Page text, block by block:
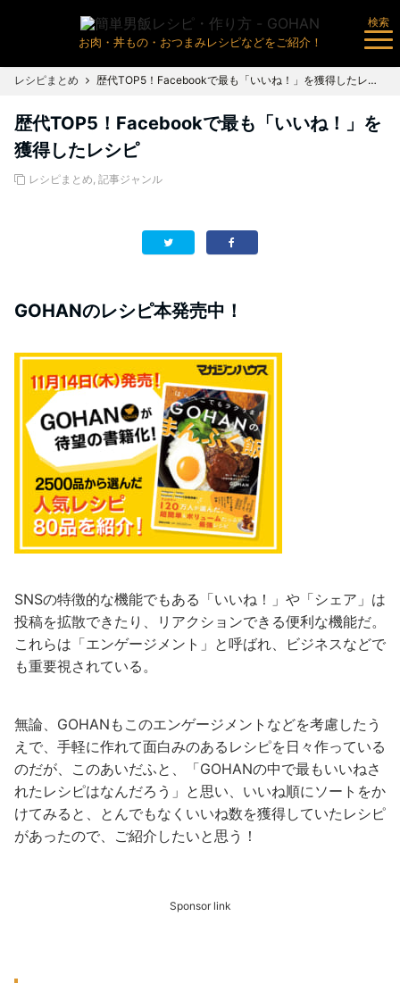
お肉・丼もの・おつまみレシピなどをご紹介！
検索
レシピまとめ 歴代TOP5！Facebookで最も「いいね！」を獲得したレシピ
歴代TOP5！Facebookで最も「いいね！」を
獲得したレシピ
レシピまとめ, 記事ジャンル
GOHANのレシピ本発売中！
SNSの特徴的な機能でもある「いいね！」や「シェア」は
投稿を拡散できたり、リアクションできる便利な機能だ。
これらは「エンゲージメント」と呼ばれ、ビジネスなどで
も重要視されている。
無論、GOHANもこのエンゲージメントなどを考慮したう
えで、手軽に作れて面白みのあるレシピを日々作っている
のだが、このあいだふと、「GOHANの中で最もいいねさ
れたレシピはなんだろう」と思い、いいね順にソートをか
けてみると、とんでもなくいいね数を獲得していたレシピ
があったので、ご紹介したいと思う！
Sponsor link